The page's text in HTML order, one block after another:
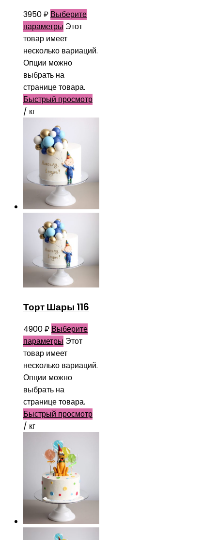
3950₽ Выберите
параметры Этот
товар имеет
несколько вариаций.
Опции можно
выбрать на
странице товара.
Быстрый просмотр
/ кг
Торт Шары 116
4900₽ Выберите
параметры Этот
товар имеет
несколько вариаций.
Опции можно
выбрать на
странице товара.
Быстрый просмотр
/ кг